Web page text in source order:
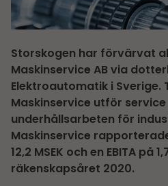
Storskogen har förvärvat
Maskinservice AB via
Elektroautomatik i Sverige.
Maskinservice utför
underhållsarbeten för
Maskinservice
12,2 MSEK och en EBITA på
räkenskapsåret 2020.